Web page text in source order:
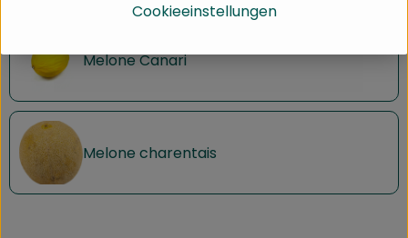
Melone Canari
Melone charentais
Cookieeinstellungen